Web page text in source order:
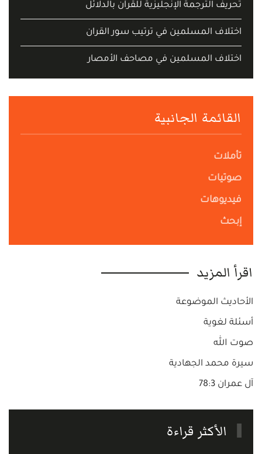
تحريف الترجمة الإنجليزية للقرآن بالدلائل
اختلاف المسلمين في ترتيب سور القران
اختلاف المسلمين في مصاحف الأمصار
القائمة الجانبية
تأملات
صوتيات
فيديوهات
إبحث
اقرأ المزيد
الأحاديث الموضوعة
أسئلة لغوية
صوت الله
سيرة محمد الجهادية
آل عمران 78:3
الأكثر قراءة